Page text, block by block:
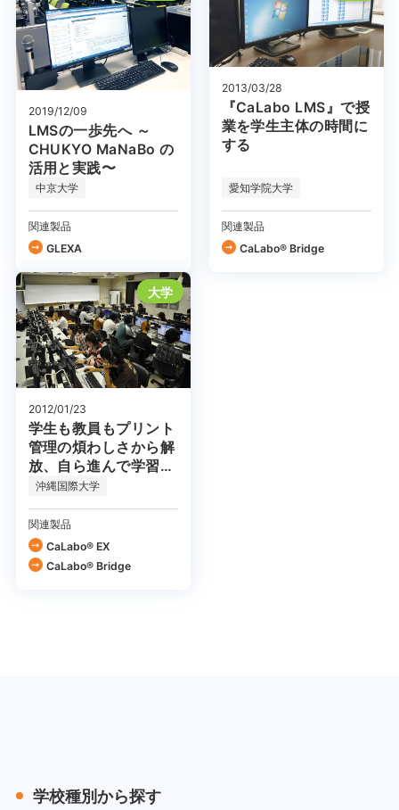
2019/12/09
LMSの一歩先へ ～
CHUKYO MaNaBo の
活用と実践〜
中京大学
関連製品
GLEXA
2013/03/28
『CaLabo LMS』で授
業を学生主体の時間に
する
愛知学院大学
関連製品
CaLabo® Bridge
大学
2012/01/23
学生も教員もプリント
管理の煩わしさから解
放、自ら進んで学習に
取り組む姿勢も
沖縄国際大学
関連製品
CaLabo® EX
CaLabo® Bridge
学校種別から探す